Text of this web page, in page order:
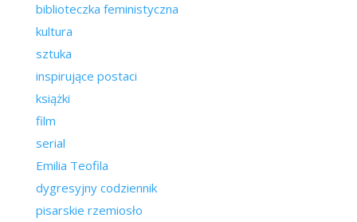
biblioteczka feministyczna
kultura
sztuka
inspirujące postaci
książki
film
serial
Emilia Teofila
dygresyjny codziennik
pisarskie rzemiosło